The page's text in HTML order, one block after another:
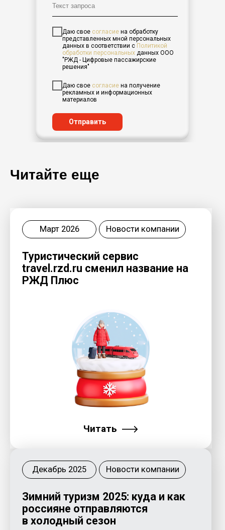
Даю свое согласие на обработку
представленных мной персональных
данных в соответствии с Политикой
обработки персональных данных ООО
"РЖД - Цифровые пассажирские
решения"
Даю свое согласие на получение
рекламных и информационных
материалов
Отправить
Читайте еще
Читать
россияне отправляются
в холодный сезон
Декабрь 2025
Читать
«ТревелТех Индекс
2025» - первый отраслевой
рейтинг цифровых сервисов от
платформы «Инновационная
мобильность»
Новости компании